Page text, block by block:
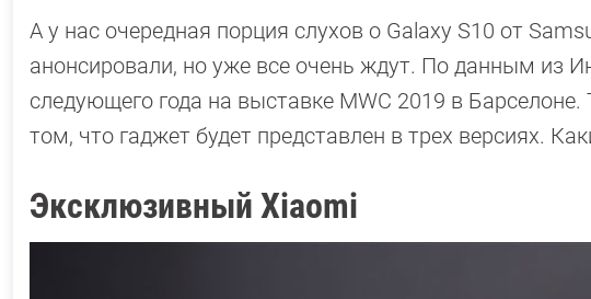
А у нас очередная порция слухов о Galaxy S10 от
анонсировали, но уже все очень ждут. По данным из
следующего года на выставке MWC 2019 в
том, что гаджет будет представлен в трех версиях.
Эксклюзивный Xiaomi